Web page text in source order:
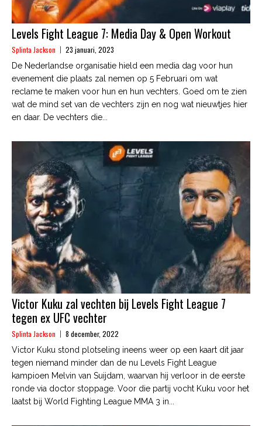
Levels Fight League 7: Media Day & Open Workout
Splinta Jackson 23 januari, 2023
De Nederlandse organisatie hield een media dag voor hun
evenement die plaats zal nemen op 5 Februari om wat
reclame te maken voor hun en hun vechters. Goed om te zien
wat de mind set van de vechters zijn en nog wat nieuwtjes hier
en daar. De vechters die...
Victor Kuku zal vechten bij Levels Fight League 7
tegen ex UFC vechter
Splinta Jackson 8 december, 2022
Victor Kuku stond plotseling ineens weer op een kaart dit jaar
tegen niemand minder dan de nu Levels Fight League
kampioen Melvin van Suijdam, waarvan hij verloor in de eerste
ronde via doctor stoppage. Voor die partij vocht Kuku voor het
laatst bij World Fighting League MMA 3 in...